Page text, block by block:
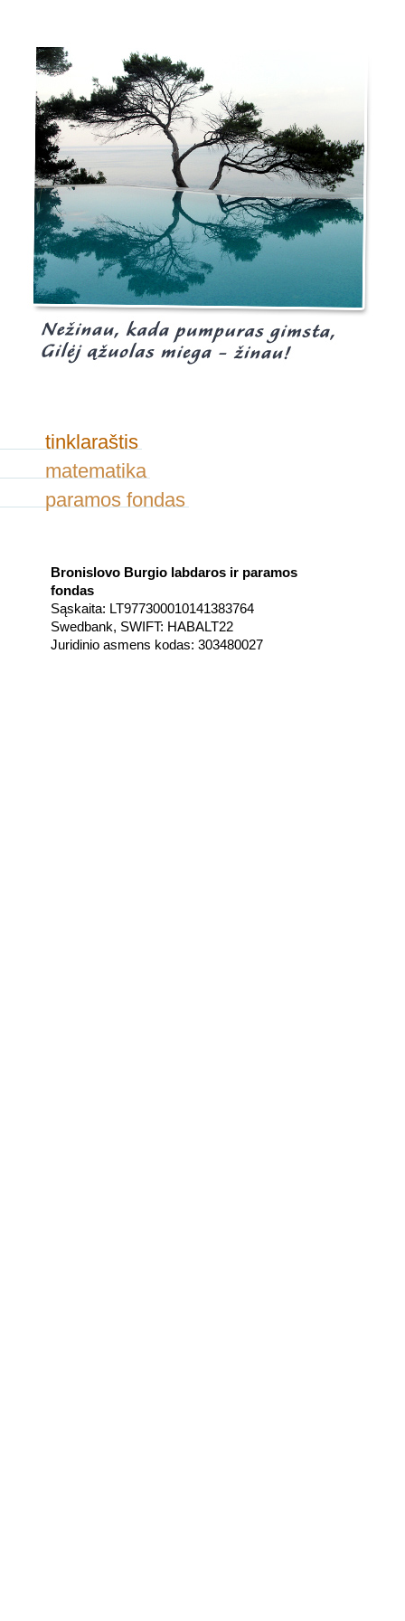
tinklaraštis
matematika
paramos fondas
Bronislovo Burgio labdaros ir paramos
fondas
Sąskaita: LT977300010141383764
Swedbank, SWIFT: HABALT22
Juridinio asmens kodas: 303480027